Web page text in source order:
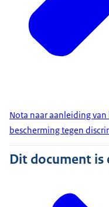
Nota naar aanleiding van
bescherming tegen
Dit document is